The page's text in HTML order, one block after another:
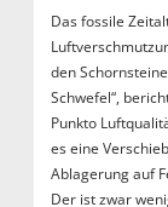
Das fossile
den
Schwefel“,
Punkto
es eine
Ablagerung auf
Der ist zwar